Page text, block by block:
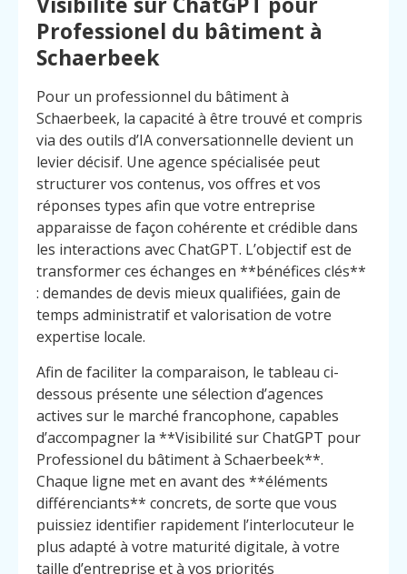
Professionel du bâtiment à
Schaerbeek
Pour un professionnel du bâtiment à
Schaerbeek, la capacité à être trouvé et compris
via des outils d’IA conversationnelle devient un
levier décisif. Une agence spécialisée peut
structurer vos contenus, vos offres et vos
réponses types afin que votre entreprise
apparaisse de façon cohérente et crédible dans
les interactions avec ChatGPT. L’objectif est de
transformer ces échanges en **bénéfices clés**
: demandes de devis mieux qualifiées, gain de
temps administratif et valorisation de votre
expertise locale.
Afin de faciliter la comparaison, le tableau ci-
dessous présente une sélection d’agences
actives sur le marché francophone, capables
d’accompagner la **Visibilité sur ChatGPT pour
Professionel du bâtiment à Schaerbeek**.
Chaque ligne met en avant des **éléments
différenciants** concrets, de sorte que vous
puissiez identifier rapidement l’interlocuteur le
plus adapté à votre maturité digitale, à votre
taille d’entreprise et à vos priorités